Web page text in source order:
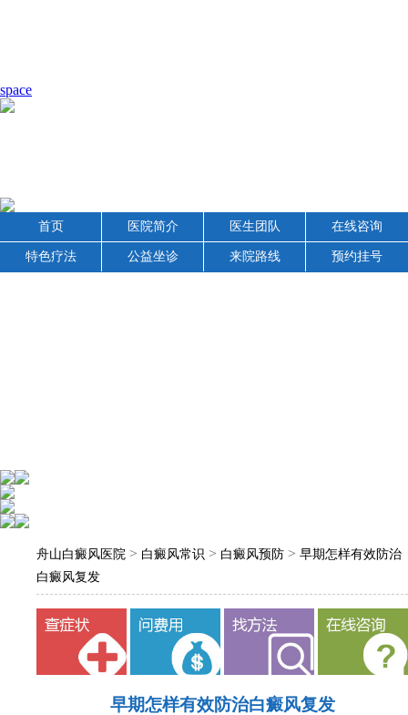
space
首页 医院简介 医生团队 在线咨询
特色疗法 公益坐诊 来院路线 预约挂号
舟山白癜风医院 > 白癜风常识 > 白癜风预防 > 早期怎样有效防治
白癜风复发
早期怎样有效防治白癜风复发